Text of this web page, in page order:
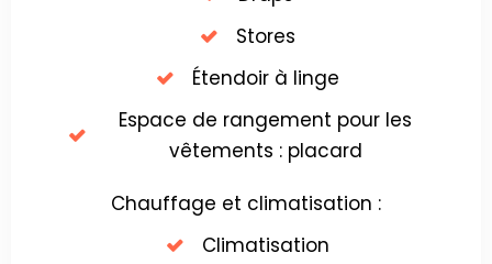
Stores
Étendoir à linge
Espace de rangement pour les
vêtements : placard
Chauffage et climatisation :
Climatisation